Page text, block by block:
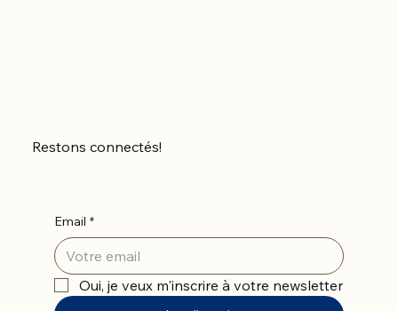
Restons connectés!
Email *
Oui, je veux m'inscrire à votre newsletter